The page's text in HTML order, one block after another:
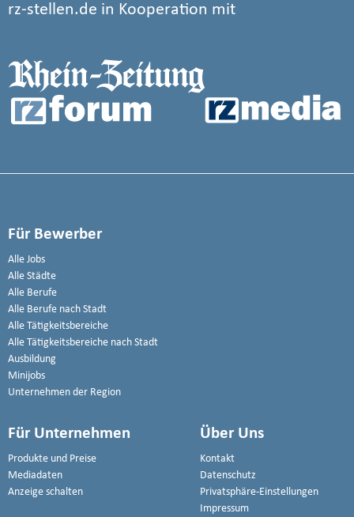
rz-stellen.de in Kooperation mit
Für Bewerber
Alle Jobs
Alle Städte
Alle Berufe
Alle Berufe nach Stadt
Alle Tätigkeitsbereiche
Alle Tätigkeitsbereiche nach Stadt
Ausbildung
Minijobs
Unternehmen der Region
Für Unternehmen
Produkte und Preise
Mediadaten
Anzeige schalten
Über Uns
Kontakt
Datenschutz
Privatsphäre-Einstellungen
Impressum